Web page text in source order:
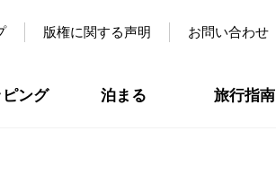
版権に関する声明 お問い合わせ
ング 泊まる 旅行指南